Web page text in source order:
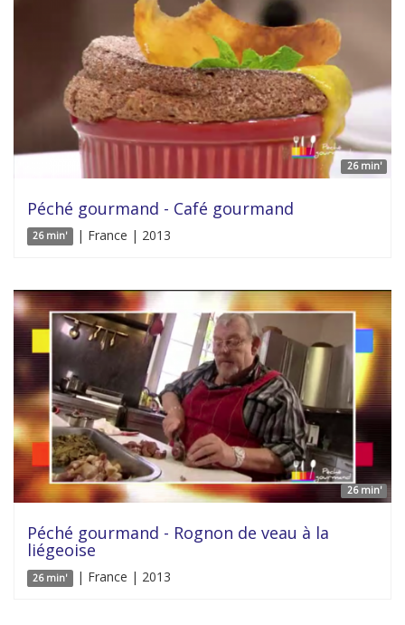
26 min'
Péché gourmand - Café gourmand
26 min' | France | 2013
26 min'
Péché gourmand - Rognon de veau à la
liégeoise
26 min' | France | 2013